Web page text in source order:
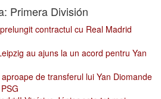
Primera División
contractul cu Real Madrid
au ajuns la un acord pentru Yan
de transferul lui Yan Diomande